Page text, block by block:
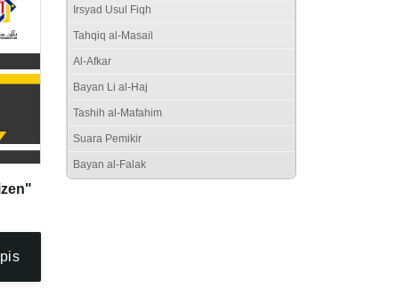
Irsyad Usul Fiqh
Tahqiq al-Masail
Al-Afkar
Bayan Li al-Haj
Tashih al-Mafahim
Suara Pemikir
Bayan al-Falak